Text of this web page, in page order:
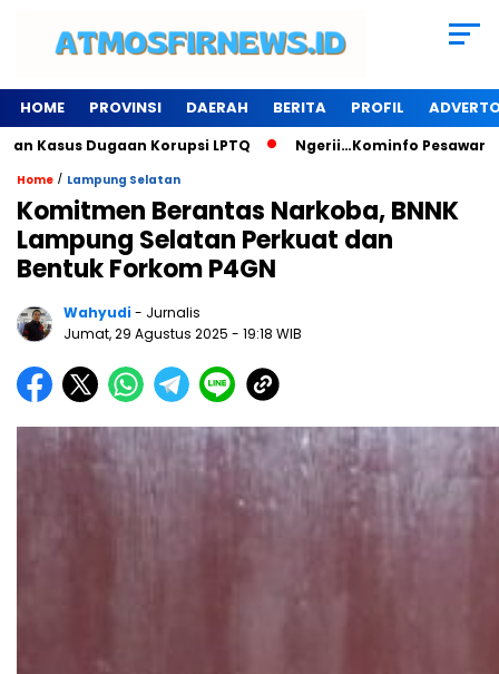
HOME PROVINSI DAERAH BERITA PROFIL
Korupsi LPTQ Ngerii…Kominfo Pesawaran Sewa
Home / Lampung Selatan
Komitmen Berantas Narkoba, BNNK
Lampung Selatan Perkuat dan
Bentuk Forkom P4GN
Wahyudi- Jurnalis
Jumat, 29 Agustus 2025 - 19:18 WIB